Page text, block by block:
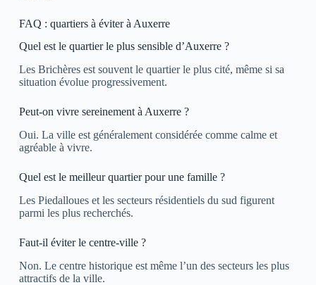
FAQ : quartiers à éviter à Auxerre
Quel est le quartier le plus sensible d’Auxerre ?
Les Brichères est souvent le quartier le plus cité, même si sa
situation évolue progressivement.
Peut-on vivre sereinement à Auxerre ?
Oui. La ville est généralement considérée comme calme et
agréable à vivre.
Quel est le meilleur quartier pour une famille ?
Les Piedalloues et les secteurs résidentiels du sud figurent
parmi les plus recherchés.
Faut-il éviter le centre-ville ?
Non. Le centre historique est même l’un des secteurs les plus
attractifs de la ville.